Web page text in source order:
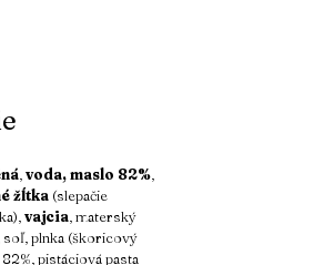
voda, maslo 82%
žĺtka (slepačie
vajcia , materský
plnka (škoricový
82%, pistáciová pasta